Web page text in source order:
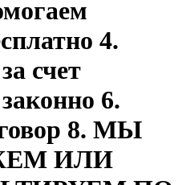
4.
счет
6.
8. МЫ
ИЛИ